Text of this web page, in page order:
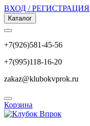
ВХОД / РЕГИСТРАЦИЯ
Каталог
+7(926)581-45-56
+7(995)118-16-20
zakaz@klubokvprok.ru
Корзина